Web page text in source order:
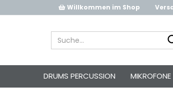
Willkommen im Shop
DRUMS PERCUSSION